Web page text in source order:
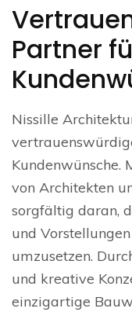
Partner
Nissille
Kundenwünsche.
von Architekten
sorgfältig daran,
und
umzusetzen.
und kreative
einzigartige